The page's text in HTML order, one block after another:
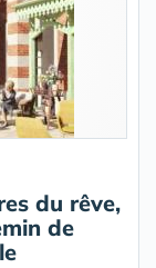
du rêve,
de